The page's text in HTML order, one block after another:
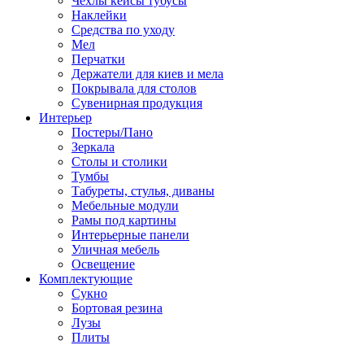
Наклейки
Средства по уходу
Мел
Перчатки
Держатели для киев и мела
Покрывала для столов
Сувенирная продукция
Интерьер
Постеры/Пано
Зеркала
Столы и столики
Тумбы
Табуреты, стулья, диваны
Мебельные модули
Рамы под картины
Интерьерные панели
Уличная мебель
Освещение
Комплектующие
Сукно
Бортовая резина
Лузы
Плиты